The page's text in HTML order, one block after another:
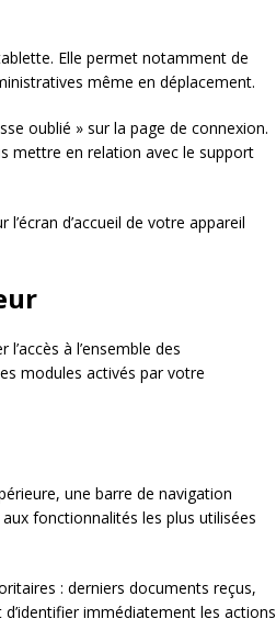
Elle permet notamment de
même en déplacement.
oublié » sur la page de connexion.
mettre en relation avec le support
d’accueil de votre appareil
à l’ensemble des
modules activés par votre
une barre de navigation
fonctionnalités les plus utilisées
: derniers documents reçus,
immédiatement les actions